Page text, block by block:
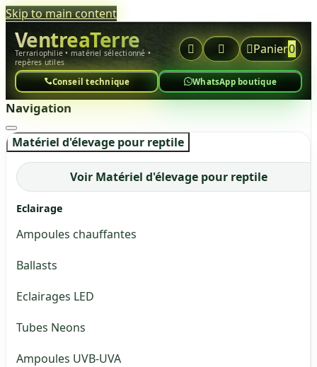
Skip to main content
VentreaTerre
Terrariophilie • matériel sélectionné •
repères utiles
  Panier0
Conseil technique WhatsApp boutique
Navigation
Matériel d'élevage pour reptile
Voir Matériel d'élevage pour reptile
Eclairage
Ampoules chauffantes
Ballasts
Eclairages LED
Tubes Neons
Ampoules UVB-UVA